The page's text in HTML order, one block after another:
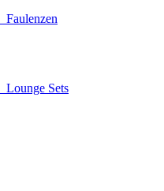
Faulenzen
Lounge Sets